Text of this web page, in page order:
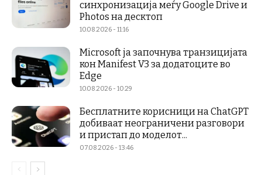
синхронизација меѓу Google Drive и
Photos на десктоп
10.08.2026 - 11:16
Microsoft ја започнува транзицијата
кон Manifest V3 за додатоците во
Edge
10.08.2026 - 10:29
Бесплатните корисници на ChatGPT
добиваат неограничени разговори
и пристап до моделот...
07.08.2026 - 13:46